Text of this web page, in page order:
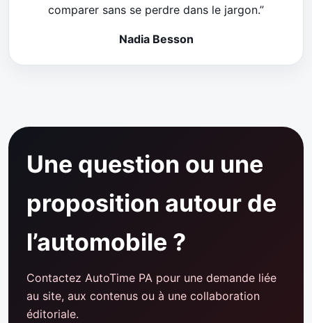
comparer sans se perdre dans le jargon.”
Nadia Besson
Une question ou une
proposition autour de
l’automobile ?
Contactez AutoTime PA pour une demande liée
au site, aux contenus ou à une collaboration
éditoriale.